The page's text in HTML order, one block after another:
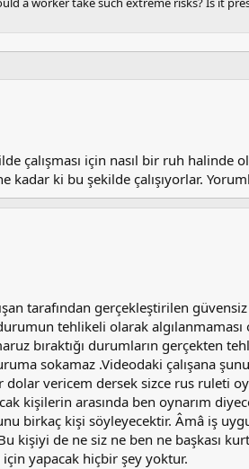
çalışması için nasıl bir ruh halinde
kadar ki bu şekilde çalışıyorlar.
tarafından gerçekleştirilen güvensiz
tehlikeli olarak
bıraktığı durumların gerçekten
sokamaz .Videodaki çalışana
vericem dersek sizce rus ruleti
kişilerin arasında ben oynarım
birkaç kişi söyleyecektir. Âmâ iş
kişiyi de ne siz ne ben ne başkası
yapacak hiçbir şey yoktur.